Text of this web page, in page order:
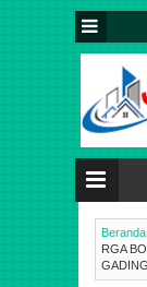
Beranda
RGA